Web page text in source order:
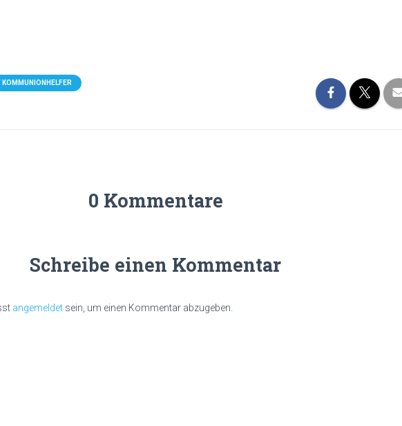
KOMMUNIONHELFER
0 Kommentare
Schreibe einen Kommentar
angemeldet sein, um einen Kommentar abzugeben.